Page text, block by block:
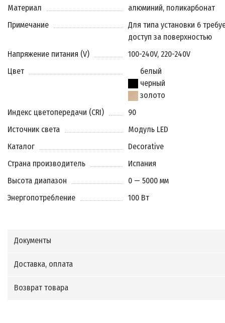
Материал
алюминий, поликарбонат
Примечание
Для типа установки 6
доступ за поверхностью
Напряжение питания (V)
100-240V, 220-240V
Цвет
белый
черный
золото
Индекс цветопередачи (CRI)
90
Источник света
Модуль LED
Каталог
Decorative
Страна производитель
Испания
Высота диапазон
0 — 5000 мм
Энергопотребление
100 Вт
Документы
Доставка, оплата
Возврат товара